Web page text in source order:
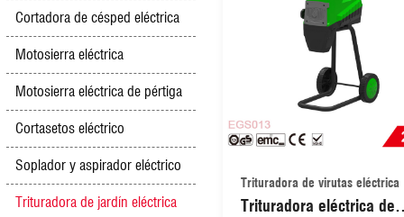
Cortadora de césped eléctrica
Motosierra eléctrica
Motosierra eléctrica de pértiga
Cortasetos eléctrico
Soplador y aspirador eléctrico
Trituradora de jardín eléctrica
Trituradora de virutas eléctrica
Trituradora eléctrica de